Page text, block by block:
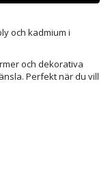
och kadmium i
och dekorativa
Perfekt när du vill